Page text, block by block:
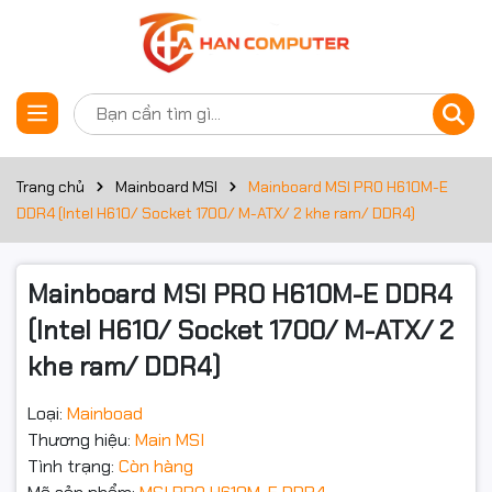
Trang chủ Mainboard MSI
Mainboard MSI PRO H610M-E
DDR4 (Intel H610/ Socket 1700/ M-ATX/ 2 khe ram/ DDR4)
Mainboard MSI PRO H610M-E DDR4
(Intel H610/ Socket 1700/ M-ATX/ 2
khe ram/ DDR4)
Loại: Mainboad
Thương hiệu: Main MSI
Tình trạng: Còn hàng
Thông số kỹ thuật
Bộ nhớ RAM
Khe cắm RAM 2 khe ram
Bus RAM hỗ trợ
(MAX)
Kết nối
Thông số (Lan/Wireless)
Đặt trước sản phẩm